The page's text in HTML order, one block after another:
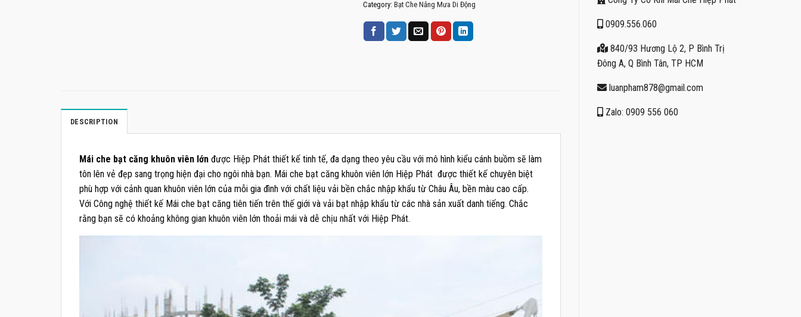
0909.556.060
840/93 Hương Lộ 2, P Bình Trị
Đông A, Q Bình Tân, TP HCM
luanpham878@gmail.com
Zalo: 0909 556 060
Category: Bạt Che Nắng Mưa Di Động
DESCRIPTION
Mái che bạt căng khuôn viên lớn được Hiệp Phát thiết kế tinh tế, đa dạng theo yêu cầu với mô hình kiểu cánh buồm sẽ làm
tôn lên vẻ đẹp sang trọng hiện đại cho ngôi nhà bạn. Mái che bạt căng khuôn viên lớn Hiệp Phát được thiết kế chuyên biệt
phù hợp với cảnh quan khuôn viên lớn của mỗi gia đình với chất liệu vải bền chắc nhập khẩu từ Châu Âu, bền màu cao cấp.
Với Công nghệ thiết kế Mái che bạt căng tiên tiến trên thế giới và vải bạt nhập khẩu từ các nhà sản xuất danh tiếng. Chắc
rằng bạn sẽ có khoảng không gian khuôn viên lớn thoải mái và dễ chịu nhất với Hiệp Phát.